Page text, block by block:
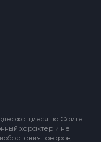
на Сайте
характер и не
товаров,